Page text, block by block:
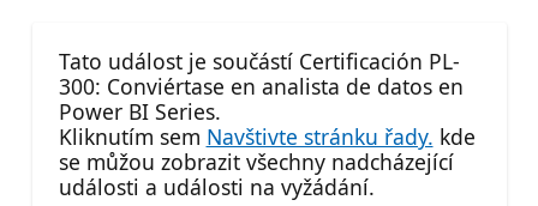
Tato událost je součástí Certificación PL-
300: Conviértase en analista de datos en
Power BI Series.
Kliknutím sem Navštivte stránku řady. kde
se můžou zobrazit všechny nadcházející
události a události na vyžádání.